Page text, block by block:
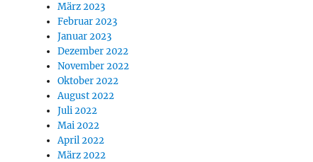
März 2023
Februar 2023
Januar 2023
Dezember 2022
November 2022
Oktober 2022
August 2022
Juli 2022
Mai 2022
April 2022
März 2022